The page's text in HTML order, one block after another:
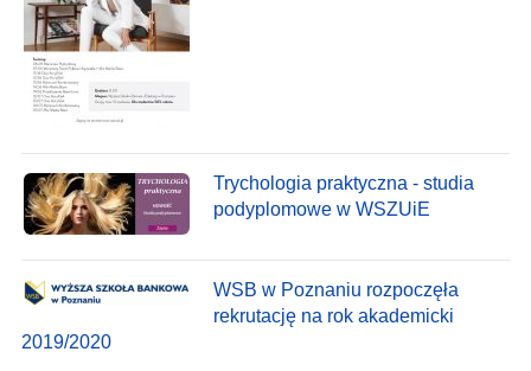
Trychologia praktyczna - studia
podyplomowe w WSZUiE
WSB w Poznaniu rozpoczęła
rekrutację na rok akademicki
2019/2020